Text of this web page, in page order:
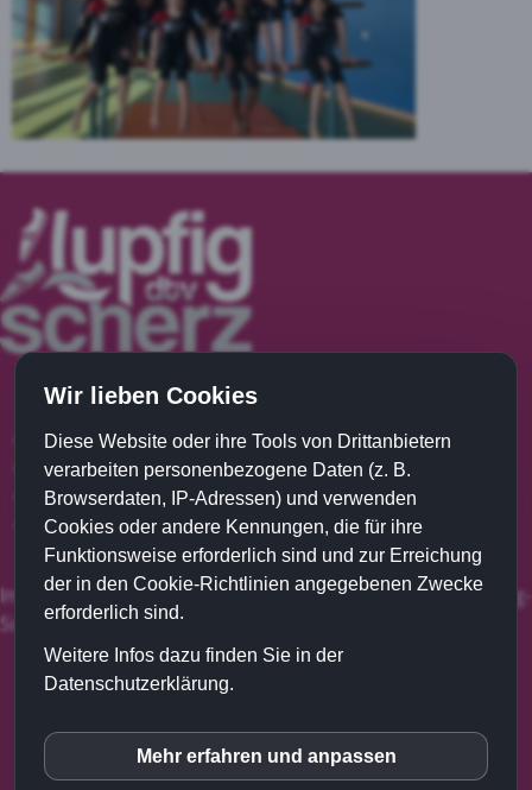
Damenturnverein DTV
Mädchenriege
Kinderturnen
MUKI Kinder und Mutter / Vater Turnen
Impressum - Datenschutz - Sitemap - Copyright DTV Lupfig-
Scherz
Wir lieben Cookies
Diese Website oder ihre Tools von Drittanbietern
verarbeiten personenbezogene Daten (z. B.
Browserdaten, IP-Adressen) und verwenden
Cookies oder andere Kennungen, die für ihre
Funktionsweise erforderlich sind und zur Erreichung
der in den Cookie-Richtlinien angegebenen Zwecke
erforderlich sind.
Weitere Infos dazu finden Sie in der
Datenschutzerklärung.
inCMS
Mehr erfahren und anpassen